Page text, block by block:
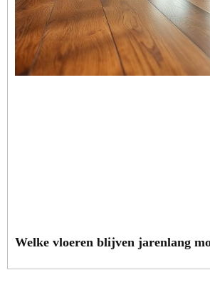
Welke vloeren blijven jarenlang